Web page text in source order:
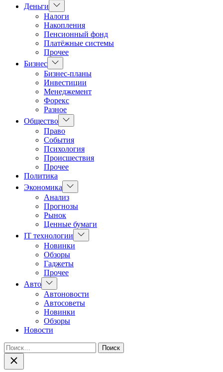
Деньги
Показать
подменю
Налоги
Накопления
Пенсионный фонд
Платёжные системы
Прочее
Бизнес Показать
подменю
Бизнес-планы
Инвестиции
Менеджемент
Форекс
Разное
Общество Показать
подменю
Право
События
Психология
Происшествия
Прочее
Политика
Экономика
Показать
подменю
Анализ
Прогнозы
Рынок
Ценные бумаги
IT технологии
Показать
подменю
Новинки
Обзоры
Гаджеты
Прочее
Авто Показать
подменю
Автоновости
Автосоветы
Новинки
Обзоры
Новости
Найти:
Закрыть
поиск